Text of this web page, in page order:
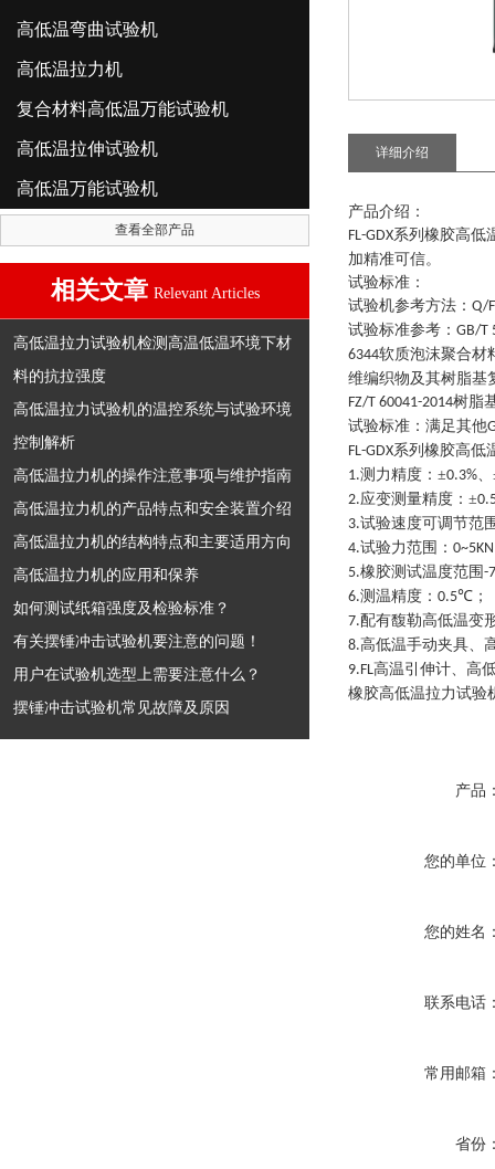
高低温弯曲试验机
高低温拉力机
复合材料高低温万能试验机
高低温拉伸试验机
高低温万能试验机
查看全部产品
相关文章 Relevant Articles
高低温拉力试验机检测高温低温环境下材
料的抗拉强度
高低温拉力试验机的温控系统与试验环境
控制解析
高低温拉力机的操作注意事项与维护指南
高低温拉力机的产品特点和安全装置介绍
高低温拉力机的结构特点和主要适用方向
高低温拉力机的应用和保养
如何测试纸箱强度及检验标准？
有关摆锤冲击试验机要注意的问题！
用户在试验机选型上需要注意什么？
摆锤冲击试验机常见故障及原因
详细介绍
产品介绍：
FL-GDX系列 橡胶高低
加精准可信。
试验标准：
试验机参考方法 ： Q/
试验标准参考 ： GB/T
6344软质泡沫聚合材
维编织物及其树脂基
FZ/T 60041-2014树脂
试验标准 ： 满足其他
FL-GDX系列 橡胶高低
1.测力精度： ±0.3%
2.应变测量精度： ±
3.试验速度可调节范
4.试验力范围： 0~5KN
5.橡胶测试温度范围 -
6.测温精度： 0.5℃ ；
7.配有馥勒高低温变
8.高低温手动夹具、
9.FL高温引伸计、高
橡胶高低温拉力试验
产品
您的单位
您的姓名
联系电话
常用邮箱
省份